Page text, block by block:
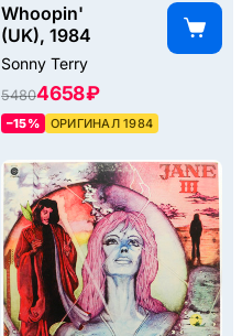
Whoopin'
(UK), 1984
Sonny Terry
54804658 ₽
–15% ОРИГИНАЛ 1984